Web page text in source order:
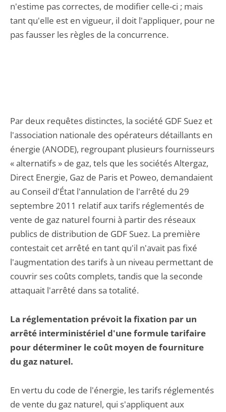
n'estime pas correctes, de modifier celle-ci ; mais
tant qu'elle est en vigueur, il doit l'appliquer, pour ne
pas fausser les règles de la concurrence.
Par deux requêtes distinctes, la société GDF Suez et
l'association nationale des opérateurs détaillants en
énergie (ANODE), regroupant plusieurs fournisseurs
« alternatifs » de gaz, tels que les sociétés Altergaz,
Direct Energie, Gaz de Paris et Poweo, demandaient
au Conseil d'État l'annulation de l'arrêté du 29
septembre 2011 relatif aux tarifs réglementés de
vente de gaz naturel fourni à partir des réseaux
publics de distribution de GDF Suez. La première
contestait cet arrêté en tant qu'il n'avait pas fixé
l'augmentation des tarifs à un niveau permettant de
couvrir ses coûts complets, tandis que la seconde
attaquait l'arrêté dans sa totalité.
La réglementation prévoit la fixation par un
arrêté interministériel d'une formule tarifaire
pour déterminer le coût moyen de fourniture
du gaz naturel.
En vertu du code de l'énergie, les tarifs réglementés
de vente du gaz naturel, qui s'appliquent aux